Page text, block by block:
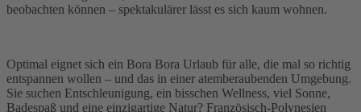
beobachten können – spektakulärer lässt es sich kaum wohnen.
Optimal eignet sich ein Bora Bora Urlaub für alle, die mal so richtig
entspannen wollen – und das in einer atemberaubenden Umgebung.
Sie suchen Entschleunigung, ein bisschen Wellness, viel Sonne,
Badespaß und eine einzigartige Natur? Französisch-Polynesien